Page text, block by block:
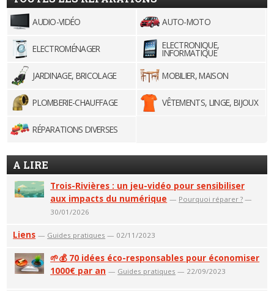
AUDIO-VIDÉO AUTO-MOTO
ELECTROMÉNAGER ELECTRONIQUE,
INFORMATIQUE
JARDINAGE, BRICOLAGE
MOBILIER, MAISON
PLOMBERIE-CHAUFFAGE VÊTEMENTS, LINGE, BIJOUX
RÉPARATIONS DIVERSES
A LIRE
Trois-Rivières : un jeu-vidéo pour sensibiliser
aux impacts du numérique — Pourquoi réparer ? —
30/01/2026
Liens — Guides pratiques — 02/11/2023
🌱💰 70 idées éco-responsables pour économiser
1000€ par an — Guides pratiques — 22/09/2023